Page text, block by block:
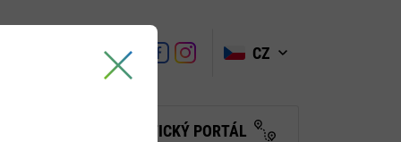
TURISTICKÝ PORTÁL
Turistické
informační
LinkLinkLink
CZ